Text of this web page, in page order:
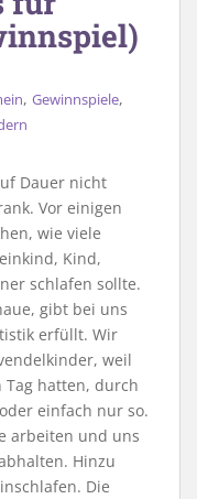
, Gewinnspiele,
Dauer nicht
Vor einigen
wie viele
Kind,
schlafen sollte.
gibt bei uns
erfüllt. Wir
weil
hatten, durch
einfach nur so.
arbeiten und uns
Hinzu
Die